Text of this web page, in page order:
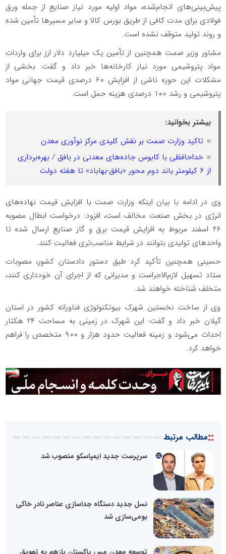
پیش‌بینی‌های انجام‌شده، مواد اولیه مورد نیاز صنایع از جمله ورق
فولادی برای مدت کافی از طریق بورس کالا و سایر مسیر‌ها تأمین شده
و روند تولید متوقف نشده است.
مشاور وزیر صمت همچنین از تأمین یک میلیارد دلار ارز برای واردات
مواد پتروشیمی مورد نیاز کارخانه‌ها خبر داد و گفت: بخشی از
مشکلات این حوزه ناشی از افزایش ۶۰ درصدی قیمت جهانی مواد
پتروشیمی و رشد ۱۰۰ درصدی هزینه حمل است.
بیشتر بخوانید:
تاکید وزارت صمت بر نقش کلیدی مرکز نوآوری معدن
خداحافظی با کابوس جاده‌های معدنی در بافق / بهره‌برداری
از ۶ کیلومتر باند دوم محور «بافق-بهاباد» تا هفته دولت
وی در ادامه با بیان اینکه وزارت صمت با افزایش قیمت نهاده‌های
انرژی در بخش صنعت مخالف است، افزود: درخواست ابطال مصوبه
۲۶ اسفند مربوط به افزایش قیمت برق و گاز صنایع ارسال شده تا
واحد‌های تولیدی بتوانند در شرایط مناسب‌تری فعالیت کنند.
حسینی همچنین تأکید کرد طبق دستور دادستان کشور، مصوبات
ستاد تسهیل لازم‌الاجراست و مدیرانی که از اجرای آن خودداری کنند،
متخلف شناخته خواهند شد.
وی از ساخت نخستین شهرک بیوتکنولوژی فناورانه کشور در استان
گیلان خبر داد و گفت: این شهرک در زمینی به مساحت ۲۴ هکتار
احداث می‌شود و زمینه فعالیت حدود هزار و ۹۰۰ متخصص را فراهم
خواهد کرد.
::مطالب مرتبط
سرپرست جدید ایمپاسکو منصوب شد
نسل جدید دستگاه جداسازی عناصر نادر خاکی
بومی‌سازی شد